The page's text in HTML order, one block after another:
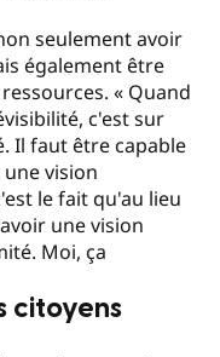
seulement avoir
également être
« Quand
c'est sur
Il faut être capable
vision
le fait qu'au lieu
une vision
Moi, ça
citoyens